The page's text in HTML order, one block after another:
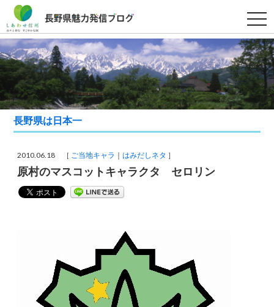
t
o
g
g
l
e
n
a
v
g
i
長野県は日本一
2010.06.18 ［ ご当地キャラ はみだしネタ ］
原村のマスコットキャラクタ セロリン